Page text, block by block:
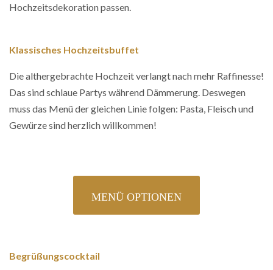
Hochzeitsdekoration passen.
Klassisches Hochzeitsbuffet
Die althergebrachte Hochzeit verlangt nach mehr Raffinesse!
Das sind schlaue Partys während Dämmerung. Deswegen
muss das Menü der gleichen Linie folgen: Pasta, Fleisch und
Gewürze sind herzlich willkommen!
MENÜ OPTIONEN
Begrüßungscocktail